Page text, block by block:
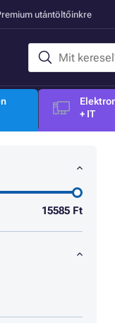
utántöltőinkre
+ IT
15585 Ft